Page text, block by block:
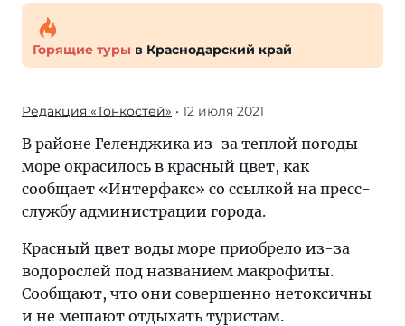
Горящие туры в Краснодарский край
Редакция «Тонкостей» • 12 июля 2021
В районе Геленджика из-за теплой погоды
море окрасилось в красный цвет, как
сообщает «Интерфакс» со ссылкой на пресс-
службу администрации города.
Красный цвет воды море приобрело из-за
водорослей под названием макрофиты.
Сообщают, что они совершенно нетоксичны
и не мешают отдыхать туристам.